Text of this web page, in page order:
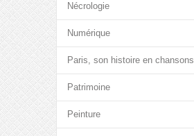
Nécrologie
Numérique
Paris, son histoire en chansons
Patrimoine
Peinture